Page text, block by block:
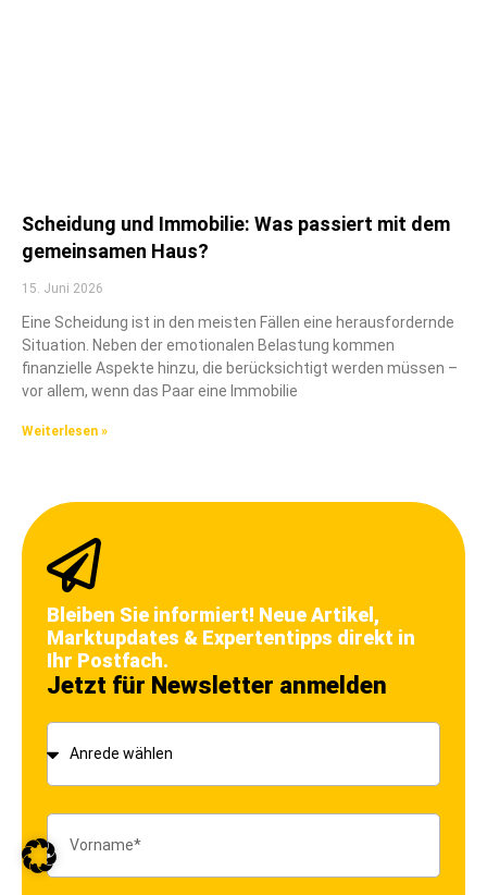
Scheidung und Immobilie: Was passiert mit dem
gemeinsamen Haus?
15. Juni 2026
Eine Scheidung ist in den meisten Fällen eine herausfordernde
Situation. Neben der emotionalen Belastung kommen
finanzielle Aspekte hinzu, die berücksichtigt werden müssen –
vor allem, wenn das Paar eine Immobilie
Weiterlesen »
Bleiben Sie informiert! Neue Artikel,
Marktupdates & Expertentipps direkt in
Ihr Postfach.
Jetzt für Newsletter anmelden